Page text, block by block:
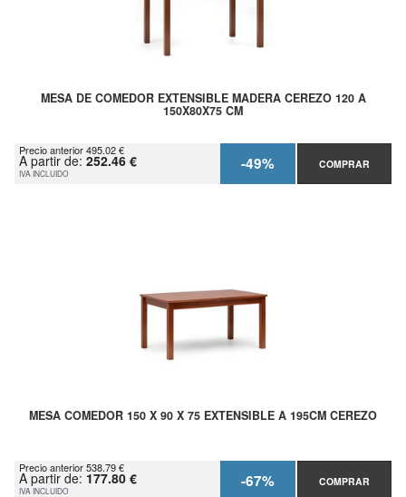
MESA DE COMEDOR EXTENSIBLE MADERA CEREZO 120 A
150X80X75 CM
Precio anterior 495.02 €
A partir de: 252.46 €
IVA INCLUIDO -49% COMPRAR
MESA COMEDOR 150 X 90 X 75 EXTENSIBLE A 195CM CEREZO
Precio anterior 538.79 €
A partir de: 177.80 €
IVA INCLUIDO -67% COMPRAR